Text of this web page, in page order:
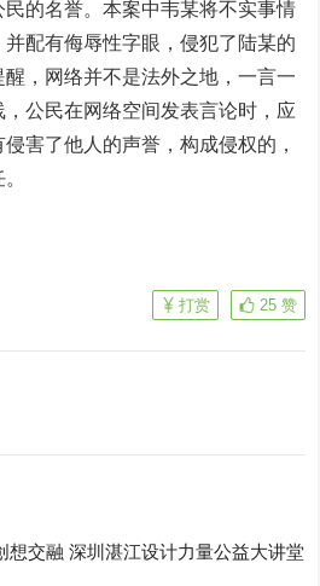
民的名誉。本案中韦某将不实事情
配有侮辱性字眼，侵犯了陆某的
，网络并不是法外之地，一言一
公民在网络空间发表言论时，应
侵害了他人的声誉，构成侵权的，
。
25 赞
打赏
想交融 深圳湛江设计力量公益大讲堂